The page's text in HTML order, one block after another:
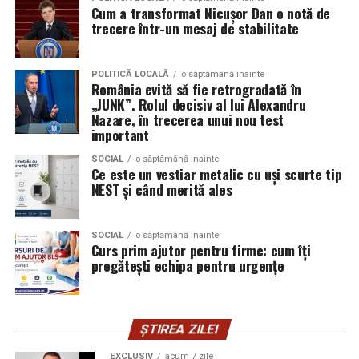
Skoda;
Seat;
Porsche;
Opel;
Ford;
Renault și altele.
Compatibilitatea exactă trebuie verificată întotdeauna
în manualul vehiculului sau în documentația tehnică a
producătorului.
Este potrivit pentru motoarele diesel?
Da.
Ravenol VMP USVO 5W30 este utilizat frecvent pe
motoare diesel moderne.
eveniment, dar poate și atrage mai mulți participanți
care sunt interesați de susținerea unor cauze ecologice.
Promovând un eveniment “verde”, organizatorii pot
atrage atenția asupra angajamentului față de protejarea
mediului și față de responsabilitatea socială.
Participanții vor aprecia cu siguranță faptul că
organizatorii au ales să adopte soluții care protejează
natura. De asemenea, acest lucru poate contribui la
creșterea reputației evenimentului și la creșterea
numărului de participanți în edițiile viitoare.
Confortul participanților
Deși un eveniment verde presupune economii de costuri
și un impact pozitiv asupra mediului, nu trebuie să se
participanților. Modelele ecologice sunt concepute
pentru a oferi un nivel ridicat de confort, similar celor
Cum a transformat Nicușor Dan o notă de
trecere într-un mesaj de stabilitate
POLITICĂ LOCALĂ o săptămână inainte
România evită să fie retrogradată în
„JUNK”. Rolul decisiv al lui Alexandru
Nazare, în trecerea unui nou test
important
SOCIAL o săptămână inainte
Ce este un vestiar metalic cu uși scurte tip
NEST și când merită ales
SOCIAL o săptămână inainte
Curs prim ajutor pentru firme: cum îți
pregătești echipa pentru urgențe
ȘTIREA ZILEI
EXCLUSIV acum 7 zile